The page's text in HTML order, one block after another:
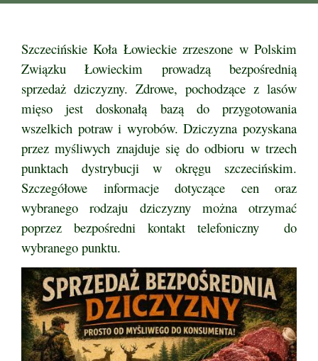
Szczecińskie Koła Łowieckie zrzeszone w Polskim
Związku Łowieckim prowadzą bezpośrednią
sprzedaż dziczyzny. Zdrowe, pochodzące z lasów
mięso jest doskonałą bazą do przygotowania
wszelkich potraw i wyrobów. Dziczyzna pozyskana
przez myśliwych znajduje się do odbioru w trzech
punktach dystrybucji w okręgu szczecińskim.
Szczegółowe informacje dotyczące cen oraz
wybranego rodzaju dziczyzny można otrzymać
poprzez bezpośredni kontakt telefoniczny do
wybranego punktu.